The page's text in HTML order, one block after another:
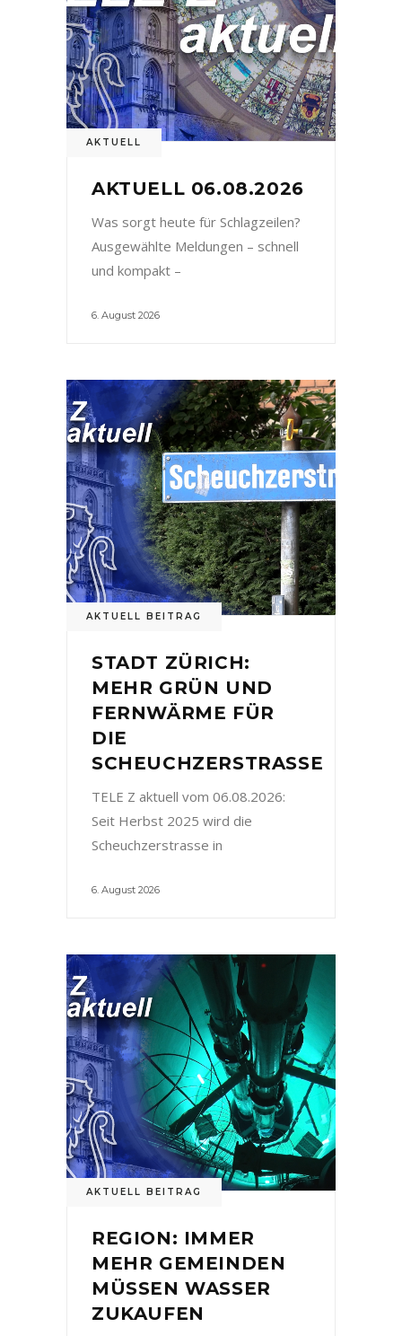
AKTUELL
AKTUELL 06.08.2026
Was sorgt heute für Schlagzeilen?
Ausgewählte Meldungen – schnell
und kompakt –
6. August 2026
AKTUELL BEITRAG
STADT ZÜRICH:
MEHR GRÜN UND
FERNWÄRME FÜR
DIE
SCHEUCHZERSTRASSE
TELE Z aktuell vom 06.08.2026:
Seit Herbst 2025 wird die
Scheuchzerstrasse in
6. August 2026
AKTUELL BEITRAG
REGION: IMMER
MEHR GEMEINDEN
MÜSSEN WASSER
ZUKAUFEN